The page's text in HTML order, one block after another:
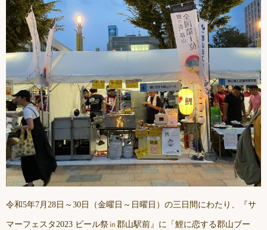
令和5年7月28日～30日（金曜日～日曜日）の三日間にわたり、『サ
マーフェスタ2023 ビール祭㏌郡山駅前』に「鯉に恋する郡山ブー